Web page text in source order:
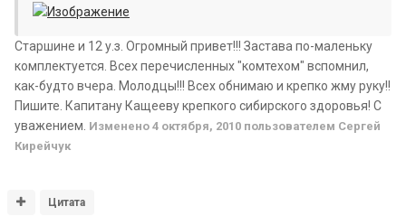
Старшине и 12 у.з. Огромный привет!!! Застава по-маленьку
комплектуется. Всех перечисленных "комтехом" вспомнил,
как-будто вчера. Молодцы!!! Всех обнимаю и крепко жму руку!!
Пишите. Капитану Кащееву крепкого сибирского здоровья! С
уважением. Изменено 4 октября, 2010 пользователем Сергей
Кирейчук
Цитата